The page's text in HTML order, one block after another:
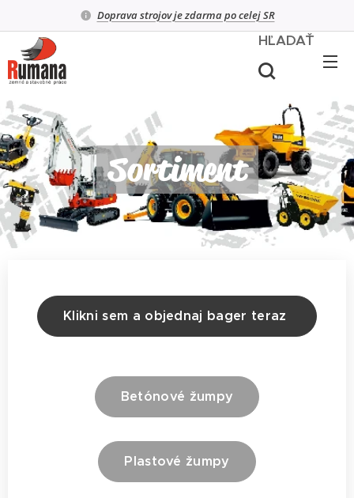
Doprava strojov je zdarma po celej SR
HĽADAŤ
Sortiment
Klikni sem a objednaj bager teraz
Betónové žumpy
Plastové žumpy